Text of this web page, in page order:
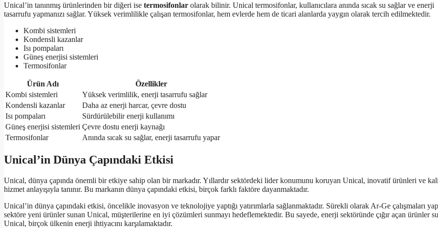
Unical’in tanınmış ürünlerinden bir diğeri ise termosifonlar olarak bilinir. Unical termosifonlar, kullanıcılara anında sıcak su sağlar ve enerji
tasarrufu yapmanızı sağlar. Yüksek verimlilikle çalışan termosifonlar, hem evlerde hem de ticari alanlarda yaygın olarak tercih edilmektedir.
Kombi sistemleri
Kondensli kazanlar
Isı pompaları
Güneş enerjisi sistemleri
Termosifonlar
Ürün Adı
Özellikler
Kombi sistemleri
Yüksek verimlilik, enerji tasarrufu sağlar
Kondensli kazanlar
Daha az enerji harcar, çevre dostu
Isı pompaları
Sürdürülebilir enerji kullanımı
Güneş enerjisi sistemleri Çevre dostu enerji kaynağı
Termosifonlar
Anında sıcak su sağlar, enerji tasarrufu yapar
Unical’in Dünya Çapındaki Etkisi
Unical, dünya çapında önemli bir etkiye sahip olan bir markadır. Yıllardır sektördeki lider konumunu koruyan Unical, inovatif ürünleri ve
hizmet anlayışıyla tanınır. Bu markanın dünya çapındaki etkisi, birçok farklı faktöre dayanmaktadır.
Unical’in dünya çapındaki etkisi, öncelikle inovasyon ve teknolojiye yaptığı yatırımlarla sağlanmaktadır. Sürekli olarak Ar-Ge çalışmaları
sektöre yeni ürünler sunan Unical, müşterilerine en iyi çözümleri sunmayı hedeflemektedir. Bu sayede, enerji sektöründe çığır açan ürünler
Unical, birçok ülkenin enerji ihtiyacını karşılamaktadır.